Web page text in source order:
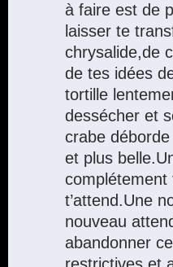
à faire est de
laisser te
chrysalide,de
de tes idées
tortille
dessécher et
crabe
et plus
complétement
t’attend.Une
nouveau
abandonner